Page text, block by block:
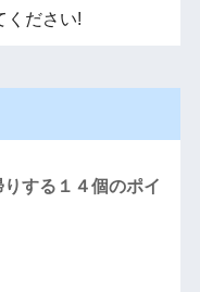
ください!
する１４個のポイ